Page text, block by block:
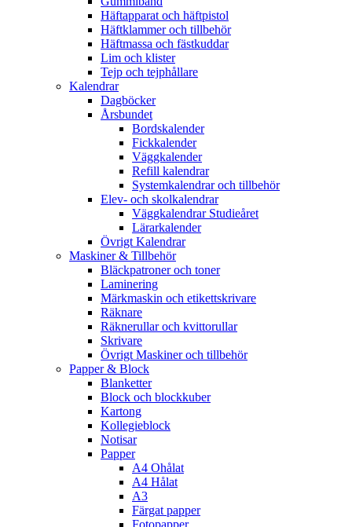
Häftapparat och häftpistol
Häftklammer och tillbehör
Häftmassa och fästkuddar
Lim och klister
Tejp och tejphållare
Kalendrar
Dagböcker
Årsbundet
Bordskalender
Fickkalender
Väggkalender
Refill kalendrar
Systemkalendrar och tillbehör
Elev- och skolkalendrar
Väggkalendrar Studieåret
Lärarkalender
Övrigt Kalendrar
Maskiner & Tillbehör
Bläckpatroner och toner
Laminering
Märkmaskin och etikettskrivare
Räknare
Räknerullar och kvittorullar
Skrivare
Övrigt Maskiner och tillbehör
Papper & Block
Blanketter
Block och blockkuber
Kartong
Kollegieblock
Notisar
Papper
A4 Ohålat
A4 Hålat
A3
Färgat papper
Fotopapper